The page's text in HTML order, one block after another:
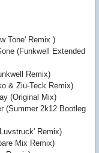
Tone' Remix )
(Funkwell Extended
Remix)
& Ziu-Teck Remix)
(Original Mix)
(Summer 2k12 Bootleg
Remix)
Mix Remix)